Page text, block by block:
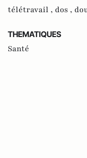
télétravail , dos ,
THEMATIQUES
Santé